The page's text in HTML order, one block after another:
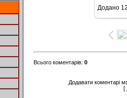
Додано
Всього коментарів: 0
Додавати коментарі
[